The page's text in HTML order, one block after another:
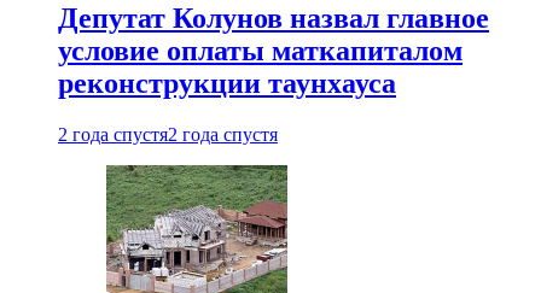
Депутат Колунов назвал главное
условие оплаты маткапиталом
реконструкции таунхауса
2 года спустя2 года спустя